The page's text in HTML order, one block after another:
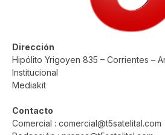
Dirección
Hipólito Yrigoyen 835 – Corrientes –
Institucional
Mediakit
Contacto
Comercial : comercial@t5satelital.com